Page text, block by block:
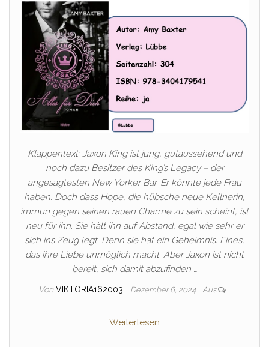
Klappentext: Jaxon King ist jung, gutaussehend und
noch dazu Besitzer des King’s Legacy – der
angesagtesten New Yorker Bar. Er könnte jede Frau
haben. Doch dass Hope, die hübsche neue Kellnerin,
immun gegen seinen rauen Charme zu sein scheint, ist
neu für ihn. Sie hält ihn auf Abstand, egal wie sehr er
sich ins Zeug legt. Denn sie hat ein Geheimnis. Eines,
das ihre Liebe unmöglich macht. Aber Jaxon ist nicht
bereit, sich damit abzufinden …
Von VIKTORIA162003 Dezember 6, 2024 Aus
Weiterlesen